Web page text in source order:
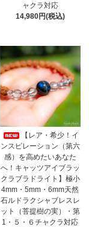
ャクラ対応
14,980円(税込)
【レア・希少！イ
ンスピレーション（第六
感）を高めたいあなた
へ！キャッツアイブラッ
クラブラドライト】極小
4mm・5mm・6mm天然
石ルドラクシャブレスレ
ット（菩提樹の実）・第
1・５・６チャクラ対応